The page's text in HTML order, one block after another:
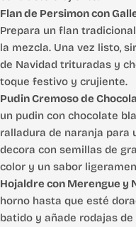
Flan de Persimon con
Prepara un flan
la mezcla. Una vez listo,
de Navidad trituradas y
toque festivo y crujiente.
Pudin Cremoso de
un pudin con chocolate
ralladura de naranja para
decora con semillas de
color y un sabor
Hojaldre con Merengue y
horno hasta que esté
batido y añade rodajas